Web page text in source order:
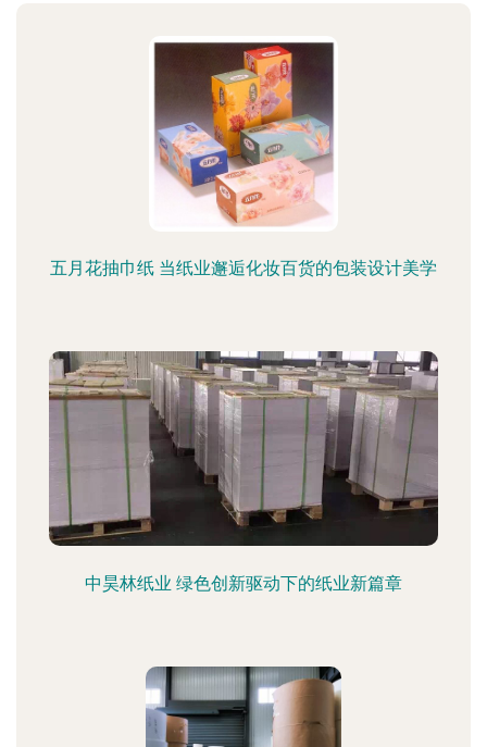
五月花抽巾纸 当纸业邂逅化妆百货的包装设计美学
中昊林纸业 绿色创新驱动下的纸业新篇章